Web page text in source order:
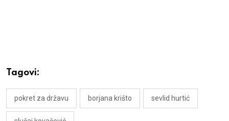
Tagovi:
pokret za državu borjana krišto sevlid hurtić